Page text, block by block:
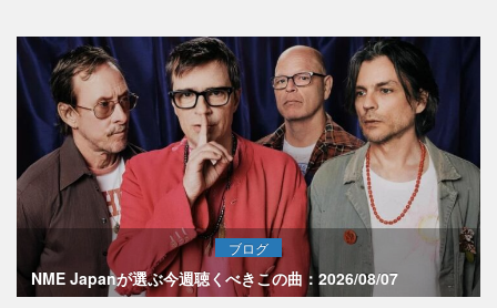
ブログ
NME Japanが選ぶ今週聴くべきこの曲：2026/08/07